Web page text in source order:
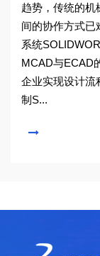
趋势，传统的机
间的协作方式已
系统
MCAD与ECAD
企业实现设计流
制S...